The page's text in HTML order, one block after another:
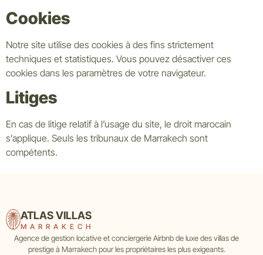
Cookies
Notre site utilise des cookies à des fins strictement
techniques et statistiques. Vous pouvez désactiver ces
cookies dans les paramètres de votre navigateur.
Litiges
En cas de litige relatif à l’usage du site, le droit marocain
s’applique. Seuls les tribunaux de Marrakech sont
compétents.
ATLAS VILLAS
MARRAKECH
Agence de gestion locative et conciergerie Airbnb de luxe des villas de
prestige à Marrakech pour les propriétaires les plus exigeants.